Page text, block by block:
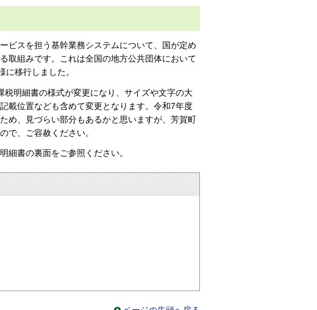
ビスを担う基幹業務システムについて、国が定め
取組みです。これは全国の地方公共団体において
移行しました。
明細書の様式が変更になり、サイズや文字の大
載位置なども含めて変更となります。令和7年度
め、見づらい部分もあるかと思いますが、芳賀町
で、ご容赦ください。
細書の裏面をご参照ください。